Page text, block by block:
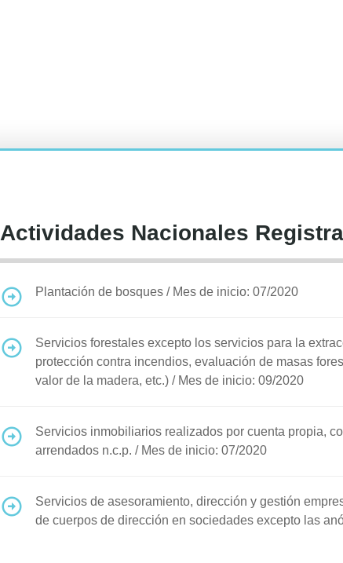
Actividades Nacionales
Plantación de bosques / Mes de inicio: 07/2020
Servicios forestales excepto los servicios para la
protección contra incendios, evaluación de masas
valor de la madera, etc.) / Mes de inicio: 09/2020
Servicios inmobiliarios realizados por cuenta propia,
arrendados n.c.p. / Mes de inicio: 07/2020
Servicios de asesoramiento, dirección y gestión
de cuerpos de dirección en sociedades excepto las